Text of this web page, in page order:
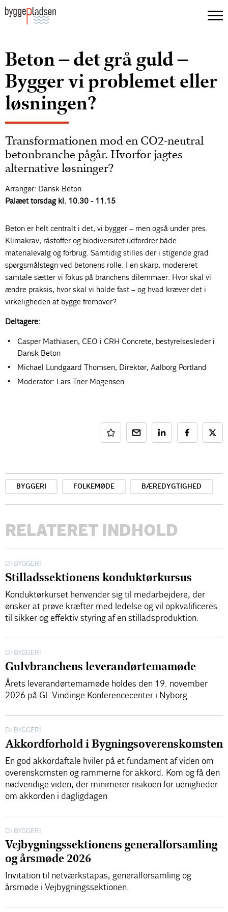
Beton – det grå guld –
Bygger vi problemet eller
løsningen?
Transformationen mod en CO2-neutral
betonbranche pågår. Hvorfor jagtes
alternative løsninger?
Arrangør: Dansk Beton
Palæet torsdag kl. 10.30 - 11.15
Beton er helt centralt i det, vi bygger – men også under pres.
Klimakrav, råstoffer og biodiversitet udfordrer både
materialevalg og forbrug. Samtidig stilles der i stigende grad
spørgsmålstegn ved betonens rolle. I en skarp, modereret
samtale sætter vi fokus på branchens dilemmaer: Hvor skal vi
ændre praksis, hvor skal vi holde fast – og hvad kræver det i
virkeligheden at bygge fremover?
Deltagere:
Casper Mathiasen, CEO i CRH Concrete, bestyrelsesleder i
Dansk Beton
Michael Lundgaard Thomsen, Direktør, Aalborg Portland
Moderator: Lars Trier Mogensen
BYGGERI FOLKEMØDE BÆREDYGTIGHED
RELATERET INDHOLD
DI BYGGERI
Stilladssektionens konduktørkursus
Konduktørkurset henvender sig til medarbejdere, der
ønsker at prøve kræfter med ledelse og vil opkvalificeres
til sikker og effektiv styring af en stilladsproduktion.
DI BYGGERI
Gulvbranchens leverandørtemamøde
Årets leverandørtemamøde holdes den 19. november
2026 på Gl. Vindinge Konferencecenter i Nyborg.
DI BYGGERI
Akkordforhold i Bygningsoverenskomsten
En god akkordaftale hviler på et fundament af viden om
overenskomsten og rammerne for akkord. Kom og få den
nødvendige viden, der minimerer risikoen for uenigheder
om akkorden i dagligdagen
DI BYGGERI
Vejbygningssektionens generalforsamling
og årsmøde 2026
Invitation til netværkstapas, generalforsamling og
årsmøde i Vejbygningssektionen.